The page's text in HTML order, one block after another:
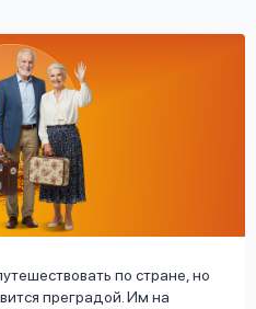
по стране, но
преградой. Им на